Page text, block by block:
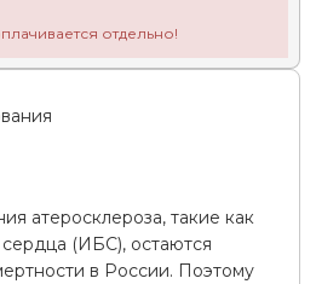
отдельно!
атеросклероза, такие как
(ИБС), остаются
в России. Поэтому